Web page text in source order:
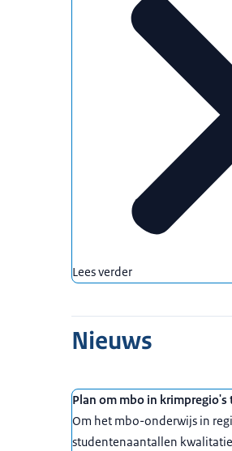
Lees verder
Nieuws
Plan om mbo in krimpregio's
Om het mbo-onderwijs in
studentenaantallen